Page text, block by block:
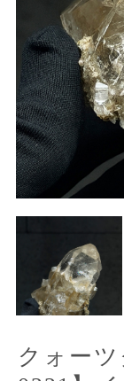
クォー